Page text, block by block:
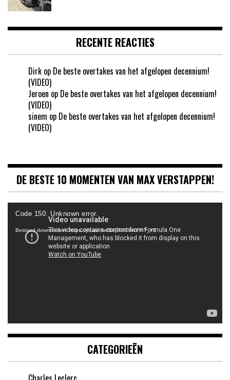
RECENTE REACTIES
Dirk op De beste overtakes van het afgelopen decennium!
(VIDEO)
Jeroen op De beste overtakes van het afgelopen decennium!
(VIDEO)
sinem op De beste overtakes van het afgelopen decennium!
(VIDEO)
DE BESTE 10 MOMENTEN VAN MAX VERSTAPPEN!
Videospeler
Code 150: Unknown error.
Bestand downloaden: https://youtu.be/B4pF4bMwYYI?_=1
CATEGORIEËN